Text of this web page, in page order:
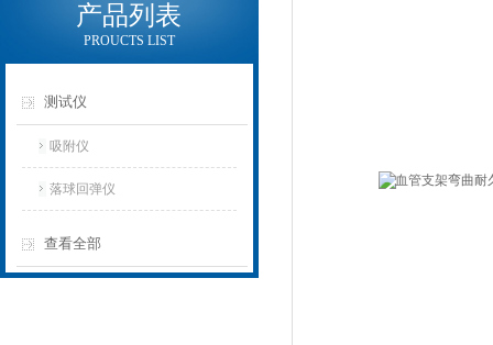
产品列表
PROUCTS LIST
测试仪
吸附仪
落球回弹仪
查看全部